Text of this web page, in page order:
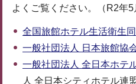
よくご覧ください。（R2年5
全国旅館ホテル生活衛生
一般社団法人 日本旅館協
一般社団法人 全日本ホテ
人 全日本シティホテル連